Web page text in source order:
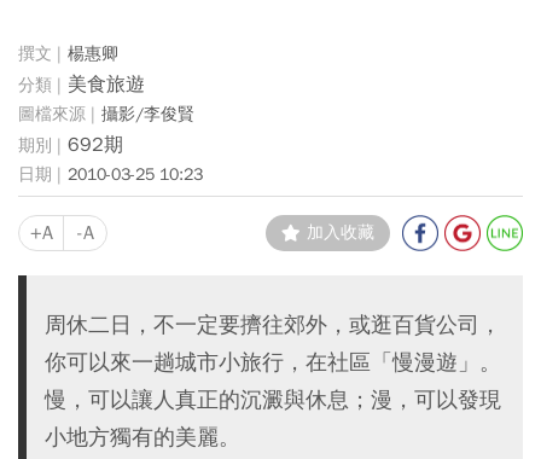
楊惠卿
美食旅遊
攝影/李俊賢
692期
2010-03-25 10:23
+A -A 加入收藏
周休二日，不一定要擠往郊外，或逛百貨公司，
你可以來一趟城市小旅行，在社區「慢漫遊」。
慢，可以讓人真正的沉澱與休息；漫，可以發現
小地方獨有的美麗。